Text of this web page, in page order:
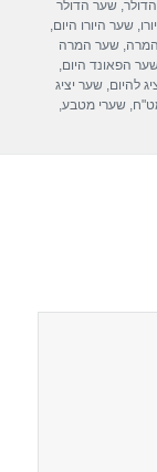
,שער הדולר
,שער היורו היום,
,שער המרה
הפאונד היום,
להיום,שער יציג
,שערי מטבע,